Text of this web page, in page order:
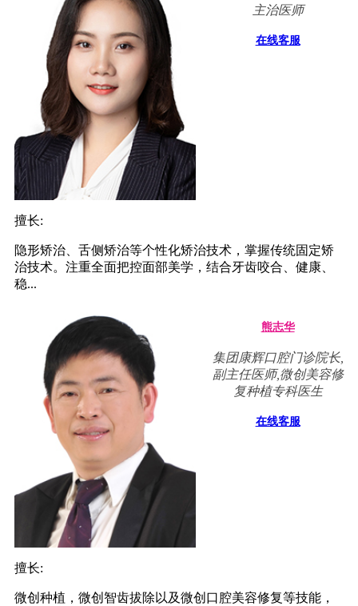
主治医师
在线客服
擅长:
隐形矫治、舌侧矫治等个性化矫治技术，掌握传统固定矫
治技术。注重全面把控面部美学，结合牙齿咬合、健康、
稳...
熊志华
集团康辉口腔门诊院长,
副主任医师,微创美容修
复种植专科医生
在线客服
擅长:
微创种植，微创智齿拔除以及微创口腔美容修复等技能，